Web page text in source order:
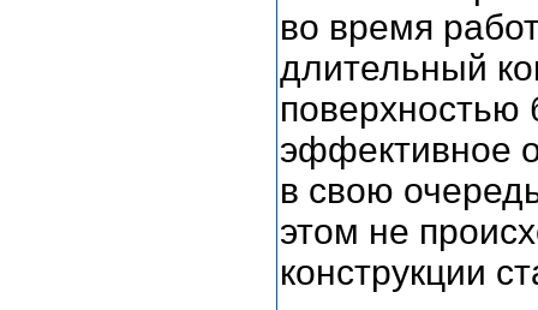
во время
длительный
поверхностью
эффективное
в свою
этом не
конструкции